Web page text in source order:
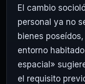
El cambio
personal ya no
bienes
entorno
espacial»
el requisito